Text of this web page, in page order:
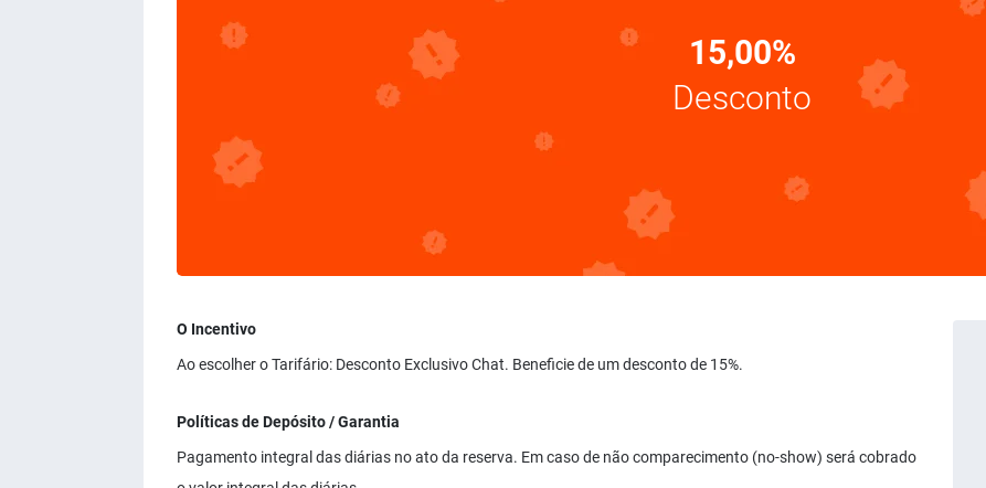
15,00%
Desconto
O Incentivo
Ao escolher o Tarifário: Desconto Exclusivo Chat. Beneficie de um desconto de 15%.
Políticas de Depósito / Garantia
Pagamento integral das diárias no ato da reserva. Em caso de não comparecimento (no-show) será cobrado